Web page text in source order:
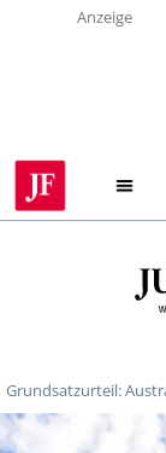
Anzeige
Grundsatzurteil: